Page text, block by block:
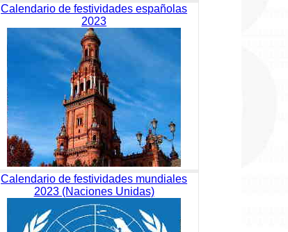
Calendario de festividades españolas
2023
Calendario de festividades mundiales
2023 (Naciones Unidas)